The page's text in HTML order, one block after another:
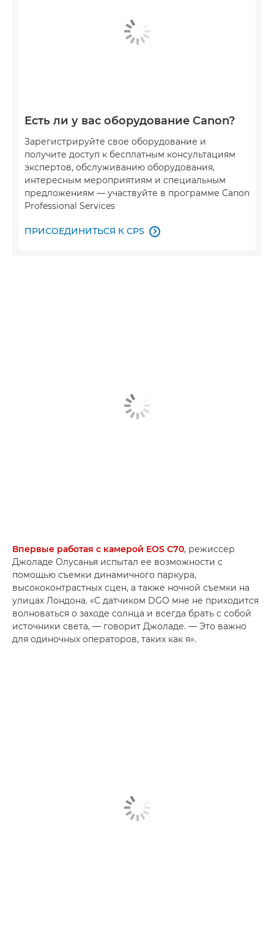
Есть ли у вас оборудование Canon?
Зарегистрируйте свое оборудование и
получите доступ к бесплатным консультациям
экспертов, обслуживанию оборудования,
интересным мероприятиям и специальным
предложениям — участвуйте в программе Canon
Professional Services
ПРИСОЕДИНИТЬСЯ К CPS 
Впервые работая с камерой EOS C70, режиссер
Джоладе Олусанья испытал ее возможности с
помощью съемки динамичного паркура,
высококонтрастных сцен, а также ночной съемки на
улицах Лондона. «С датчиком DGO мне не приходится
волноваться о заходе солнца и всегда брать с собой
источники света, — говорит Джоладе. — Это важно
для одиночных операторов, таких как я».